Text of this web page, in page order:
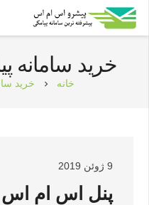
خرید سامانه
خانه chevron_right خرید
9 ژوئن 2019
پنل اس ام اس